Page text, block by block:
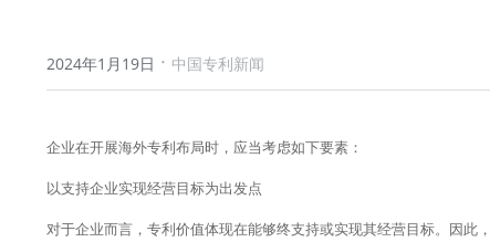
2024年1月19日 · 中国专利新闻
企业在开展海外专利布局时，应当考虑如下要素：
以支持企业实现经营目标为出发点
对于企业而言，专利价值体现在能够终支持或实现其经营目标。因